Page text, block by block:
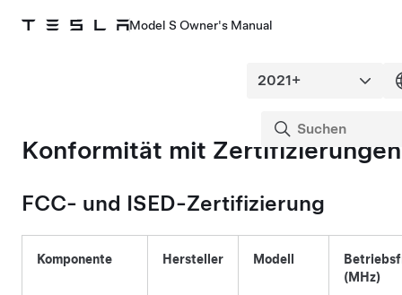
Model S Owner's Manual
Konformität mit Zertifizierungen
FCC- und ISED-Zertifizierung
Komponente Hersteller Modell
(MHz)